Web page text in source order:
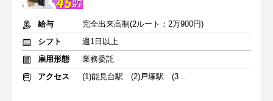
給与
完全出来高制(2ルート：2万900円)
シフト
週1日以上
雇用形態
業務委託
アクセス
(1)能見台駅 (2)戸塚駅 (3)大磯駅